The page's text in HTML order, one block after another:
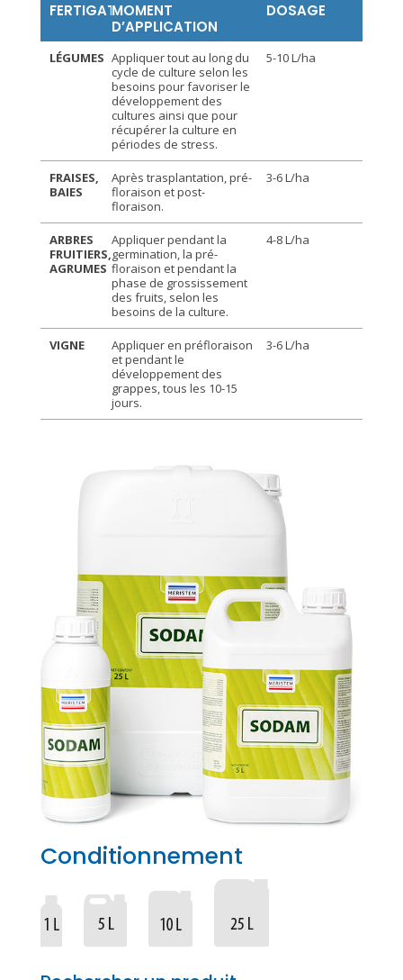
FERTIGATIONMOMENT
D’APPLICATION
DOSAGE
LÉGUMES Appliquer tout au long du
cycle de culture selon les
besoins pour favoriser le
développement des
cultures ainsi que pour
récupérer la culture en
périodes de stress.
5-10 L/ha
FRAISES,
BAIES
Après trasplantation, pré-
floraison et post-
floraison.
3-6 L/ha
ARBRES
FRUITIERS,
AGRUMES
Appliquer pendant la
germination, la pré-
floraison et pendant la
phase de grossissement
des fruits, selon les
besoins de la culture.
4-8 L/ha
VIGNE
Appliquer en préfloraison
et pendant le
développement des
grappes, tous les 10-15
jours.
3-6 L/ha
Conditionnement